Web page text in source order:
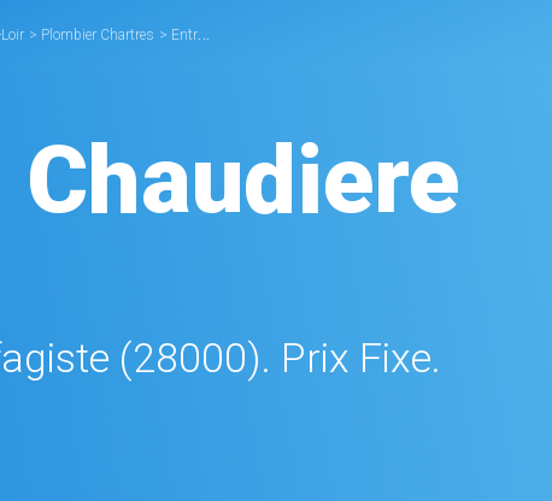
> Plombier Chartres > Entretien Chaudière Chartres
(28000). Prix Fixe.